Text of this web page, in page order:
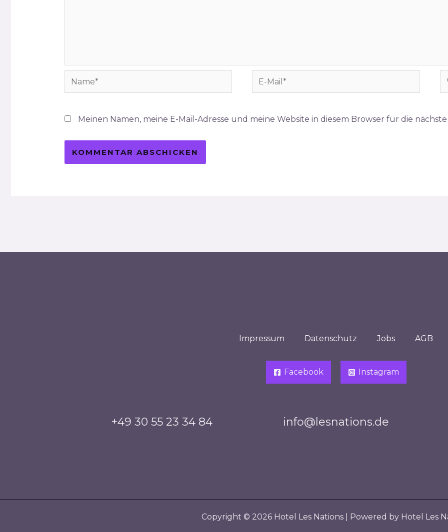
Name*
E-
Mail*
Meinen Namen, meine E-Mail-Adresse und meine Website in diesem Browser für die
Impressum Datenschutz Jobs AGB
Facebook Instagram
+49 30 55 23 34 84 info@lesnations.de
Copyright © 2026 Hotel Les Nations | Powered by Hotel Les